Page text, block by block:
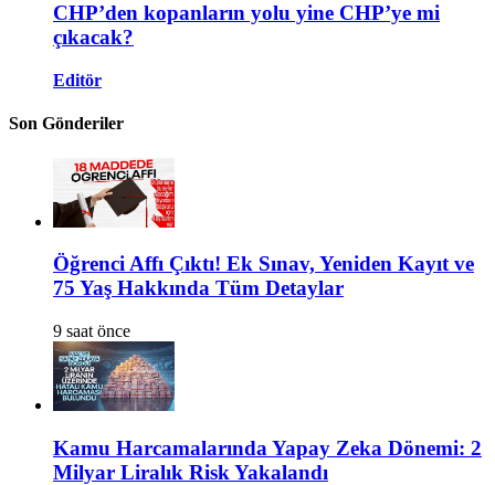
CHP’den kopanların yolu yine CHP’ye mi
çıkacak?
Editör
Son Gönderiler
Öğrenci Affı Çıktı! Ek Sınav, Yeniden Kayıt ve
75 Yaş Hakkında Tüm Detaylar
9 saat önce
Kamu Harcamalarında Yapay Zeka Dönemi: 2
Milyar Liralık Risk Yakalandı